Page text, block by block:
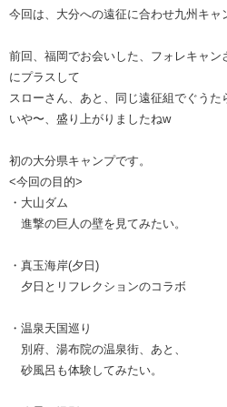
今回は、大分への遠征に合わせ九州キャ
前回、福岡でお会いした、フォレキャン
にプラスして
スローさん、あと、同じ遠征組でぐうた
いや〜、盛り上がりましたねw
初の大分県キャンプです。
<今回の目的>
・大山ダム
進撃の巨人の壁を見てみたい。
・真玉海岸(夕日)
夕日とリフレクションのコラボ
・温泉天国巡り
別府、湯布院の温泉街、あと、
砂風呂も体験してみたい。